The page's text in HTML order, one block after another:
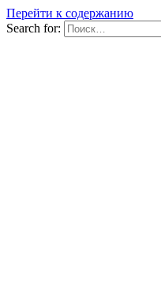
Перейти к содержанию
Search for: